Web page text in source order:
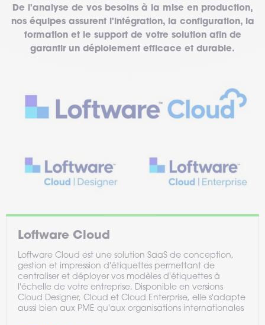
De l'analyse de vos besoins à la mise en production,
nos équipes assurent l'intégration, la configuration, la
formation et le support de votre solution afin de
garantir un déploiement efficace et durable.
Loftware Cloud
Loftware Cloud est une solution SaaS de conception,
gestion et impression d'étiquettes permettant de
centraliser et déployer vos modèles d'étiquettes à
l'échelle de votre entreprise. Disponible en versions
Cloud Designer, Cloud et Cloud Enterprise, elle s'adapte
aussi bien aux PME qu'aux organisations internationales